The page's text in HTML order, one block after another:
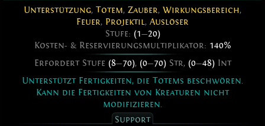
Unterstützung, Totem, Zauber, Wirkungsbereich,
Feuer, Projektil, Auslöser
Stufe: (1—20)
Kosten- & Reservierungsmultiplikator: 140%
Erfordert Stufe (8—70), (0—70)Str, (0—48)Int
Unterstützt Fertigkeiten, die Totems beschwören.
Kann die Fertigkeiten von Kreaturen nicht
modifizieren.
Support